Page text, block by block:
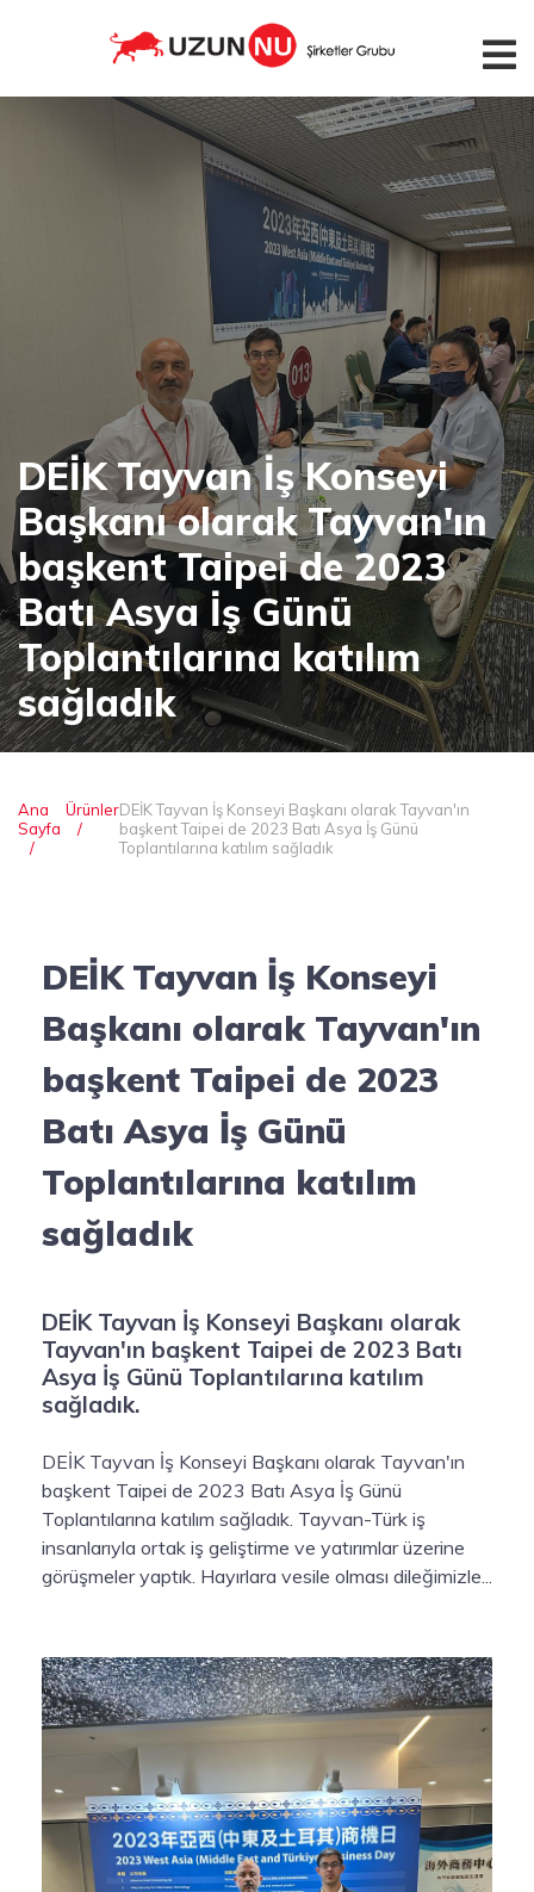
DEİK Tayvan İş Konseyi
Başkanı olarak Tayvan'ın
başkent Taipei de 2023
Batı Asya İş Günü
Toplantılarına katılım
sağladık
Ana
Sayfa
ÜrünlerDEİK Tayvan İş Konseyi Başkanı olarak Tayvan'ın
başkent Taipei de 2023 Batı Asya İş Günü
Toplantılarına katılım sağladık
DEİK Tayvan İş Konseyi
Başkanı olarak Tayvan'ın
başkent Taipei de 2023
Batı Asya İş Günü
Toplantılarına katılım
sağladık
DEİK Tayvan İş Konseyi Başkanı olarak
Tayvan'ın başkent Taipei de 2023 Batı
Asya İş Günü Toplantılarına katılım
sağladık.
DEİK Tayvan İş Konseyi Başkanı olarak Tayvan'ın
başkent Taipei de 2023 Batı Asya İş Günü
Toplantılarına katılım sağladık. Tayvan-Türk iş
insanlarıyla ortak iş geliştirme ve yatırımlar üzerine
görüşmeler yaptık. Hayırlara vesile olması dileğimizle...